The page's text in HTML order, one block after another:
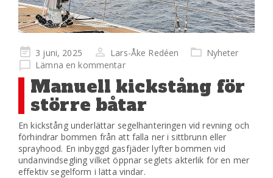
Publicerad
på
3 juni, 2025 Lars-Åke Redéen
Nyheter
Lämna en kommentar
Manuell kickstång för
större båtar
En kickstång underlättar segelhanteringen vid revning och
förhindrar bommen från att falla ner i sittbrunn eller
sprayhood. En inbyggd gasfjäder lyfter bommen vid
undanvindsegling vilket öppnar seglets akterlik för en mer
effektiv segelform i lätta vindar.